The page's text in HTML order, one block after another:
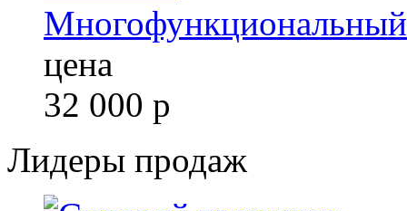
цена
32 000 р
Лидеры продаж